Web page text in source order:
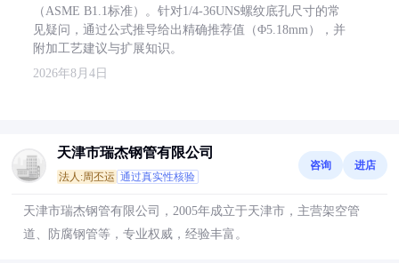
（ASME B1.1标准）。针对1/4-36UNS螺纹底孔尺寸的常
见疑问，通过公式推导给出精确推荐值（Φ5.18mm），并
附加工艺建议与扩展知识。
2026年8月4日
天津市瑞杰钢管有限公司
法人:周丕运 通过真实性核验
咨询 进店
天津市瑞杰钢管有限公司，2005年成立于天津市，主营架空管
道、防腐钢管等，专业权威，经验丰富。